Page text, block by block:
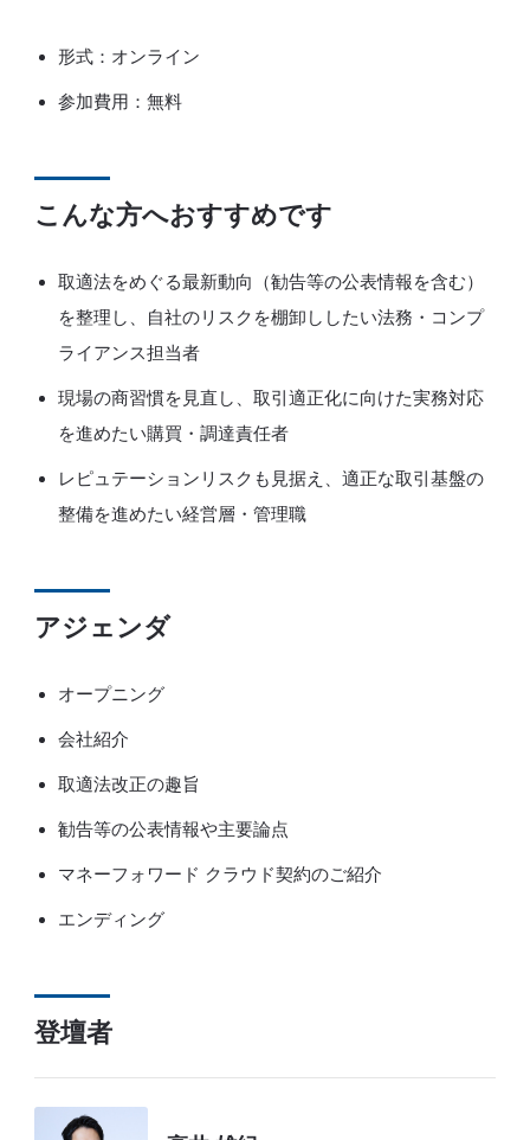
形式：オンライン
参加費用：無料
こんな方へおすすめです
取適法をめぐる最新動向（勧告等の公表情報を含む）
を整理し、自社のリスクを棚卸ししたい法務・コンプ
ライアンス担当者
現場の商習慣を見直し、取引適正化に向けた実務対応
を進めたい購買・調達責任者
レピュテーションリスクも見据え、適正な取引基盤の
整備を進めたい経営層・管理職
アジェンダ
オープニング
会社紹介
取適法改正の趣旨
勧告等の公表情報や主要論点
マネーフォワード クラウド契約のご紹介
エンディング
登壇者